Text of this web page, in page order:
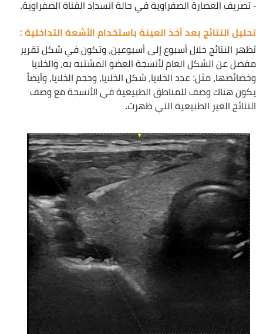
- تصريف العصارة الصفراوية في حالة انسداد القناة الصفراوية.
تحليل النتائج بعد أخذ العينة باستخدام الأشعة التداخلية :
تظهر النتائج خلال أسبوع إلى أسبوعين، وتكون في شكل تقرير
مفصل عن الشكل العام لأنسجة العضو المشتبه به، والخلايا
وخصائصها، مثل: عدد الخلايا، شكل الخلايا، وحجم الخلايا، وأيضاً
يكون هناك وصف للمناطق الطبيعية في الأنسجة مع وصف
النتائج الغير الطبيعية التي ظهرت.